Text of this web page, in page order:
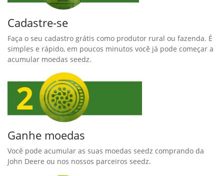
Cadastre-se
Faça o seu cadastro grátis como produtor rural ou fazenda. É
simples e rápido, em poucos minutos você já pode começar a
acumular moedas seedz.
Ganhe moedas
Você pode acumular as suas moedas seedz comprando da
John Deere ou nos nossos parceiros seedz.